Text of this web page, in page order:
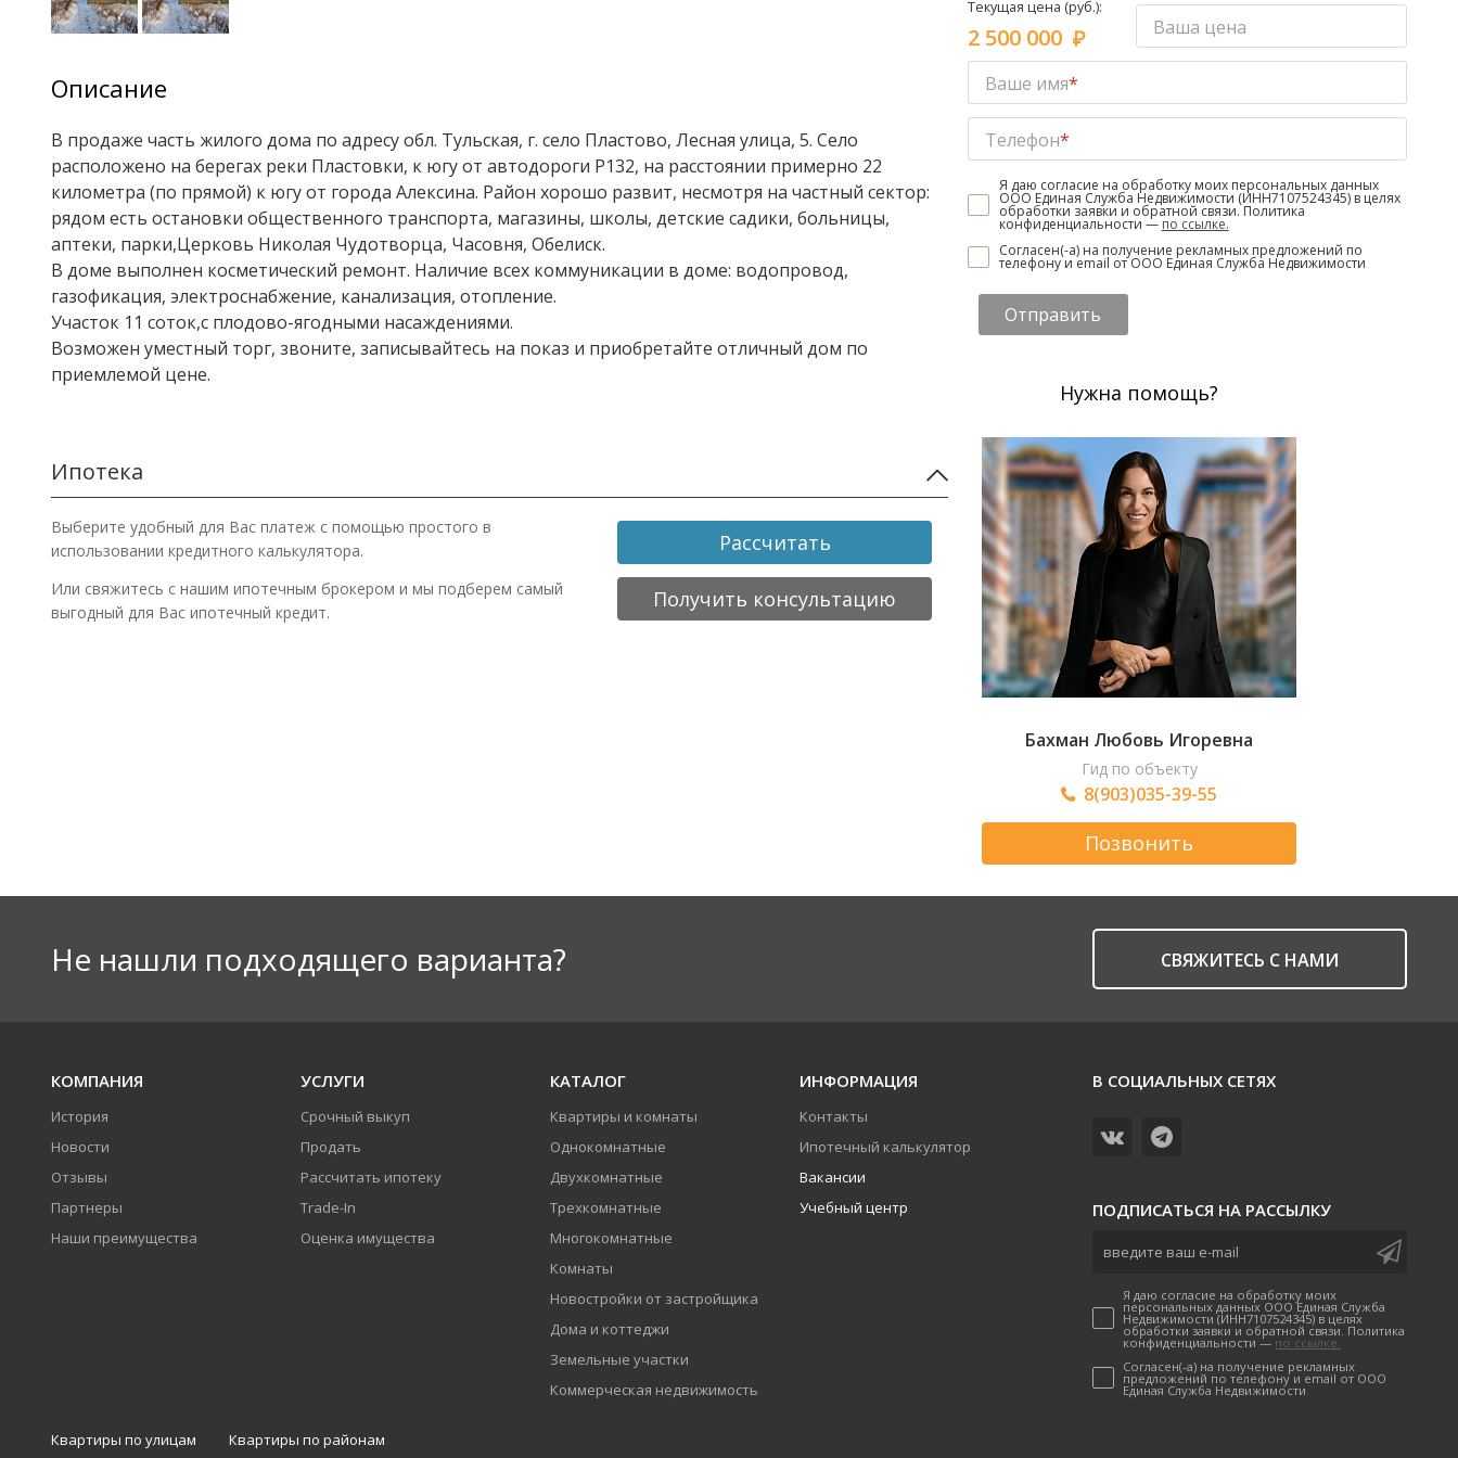
Описание
В продаже часть жилого дома по адресу обл. Тульская, г. село Пластово, Лесная улица, 5. Село
расположено на берегах реки Пластовки, к югу от автодороги Р132, на расстоянии примерно 22
километра (по прямой) к югу от города Алексина. Район хорошо развит, несмотря на частный сектор:
рядом есть остановки общественного транспорта, магазины, школы, детские садики, больницы,
аптеки, парки,Церковь Николая Чудотворца, Часовня, Обелиск.
В доме выполнен косметический ремонт. Наличие всех коммуникации в доме: водопровод,
газофикация, электроснабжение, канализация, отопление.
Участок 11 соток,с плодово-ягодными насаждениями.
Возможен уместный торг, звоните, записывайтесь на показ и приобретайте отличный дом по
приемлемой цене.
Ипотека
Выберите удобный для Вас платеж с помощью простого в
использовании кредитного калькулятора.
Рассчитать
Или свяжитесь с нашим ипотечным брокером и мы подберем самый
выгодный для Вас ипотечный кредит.
Получить консультацию
Текущая цена (руб.):
2 500 000 Ваша цена
Ваше имя*
Телефон*
Я даю согласие на обработку моих персональных данных
ООО Единая Служба Недвижимости (ИНН7107524345) в целях
обработки заявки и обратной связи. Политика
конфиденциальности — по ссылке.
Согласен(-а) на получение рекламных предложений по
телефону и email от ООО Единая Служба Недвижимости
Отправить
Нужна помощь?
Бахман Любовь Игоревна
Гид по объекту
8(903)035-39-55
Позвонить
Не нашли подходящего варианта? CВЯЖИТЕСЬ С НАМИ
КОМПАНИЯ
История
Новости
Отзывы
Партнеры
Наши преимущества
УСЛУГИ
Срочный выкуп
Продать
Рассчитать ипотеку
Trade-In
Оценка имущества
КАТАЛОГ
Квартиры и комнаты
Однокомнатные
Двухкомнатные
Трехкомнатные
Многокомнатные
Комнаты
Новостройки от застройщика
Дома и коттеджи
Земельные участки
Коммерческая недвижимость
ИНФОРМАЦИЯ
Контакты
Ипотечный калькулятор
Вакансии
Учебный центр
Квартиры по улицам Квартиры по районам
В СОЦИАЛЬНЫХ СЕТЯХ
ПОДПИСАТЬСЯ НА РАССЫЛКУ
Я даю согласие на обработку моих
персональных данных ООО Единая Служба
Недвижимости (ИНН7107524345) в целях
обработки заявки и обратной связи. Политика
конфиденциальности — по ссылке.
Согласен(-а) на получение рекламных
предложений по телефону и email от ООО
Единая Служба Недвижимости